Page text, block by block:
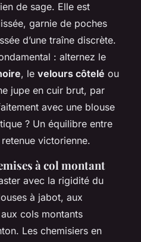
de sage. Elle est
garnie de poches
d’une traîne discrète.
: alternez le
, le velours côtelé ou
jupe en cuir brut, par
avec une blouse
? Un équilibre entre
victorienne.
à col montant
avec la rigidité du
à jabot, aux
cols montants
Les chemisiers en